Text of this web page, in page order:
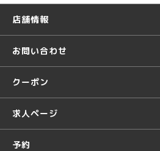
店舗情報
お問い合わせ
クーポン
求人ページ
予約